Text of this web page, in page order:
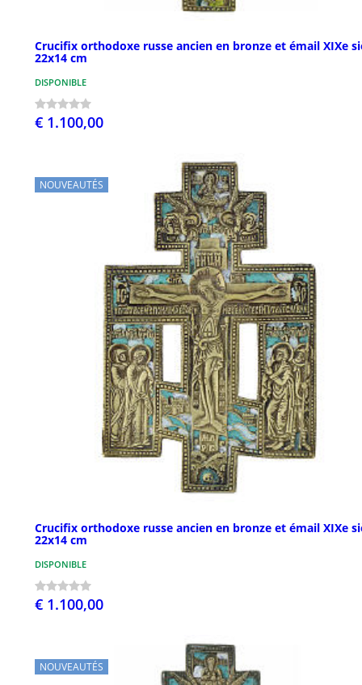
Crucifix orthodoxe russe ancien en bronze et émail XIXe
22x14 cm
DISPONIBLE
€ 1.100,00
NOUVEAUTÉS
Crucifix orthodoxe russe ancien en bronze et émail XIXe
22x14 cm
DISPONIBLE
€ 1.100,00
NOUVEAUTÉS